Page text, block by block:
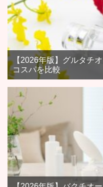
【2026年版】グルタチ
コスパを比較